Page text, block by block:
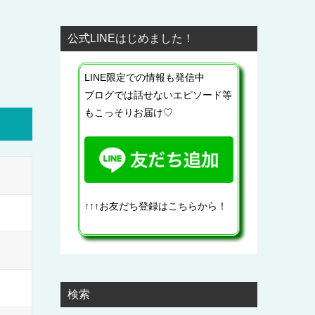
公式LINEはじめました！
LINE限定での情報も発信中
ブログでは話せないエピソード等
もこっそりお届け♡
↑↑↑お友だち登録はこちらから！
検索